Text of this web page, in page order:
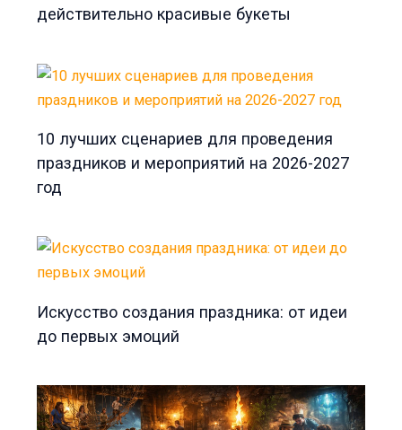
действительно красивые букеты
10 лучших сценариев для проведения
праздников и мероприятий на 2026-2027
год
Искусство создания праздника: от идеи
до первых эмоций